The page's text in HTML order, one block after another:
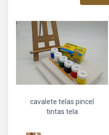
cavalete telas pincel
tintas tela